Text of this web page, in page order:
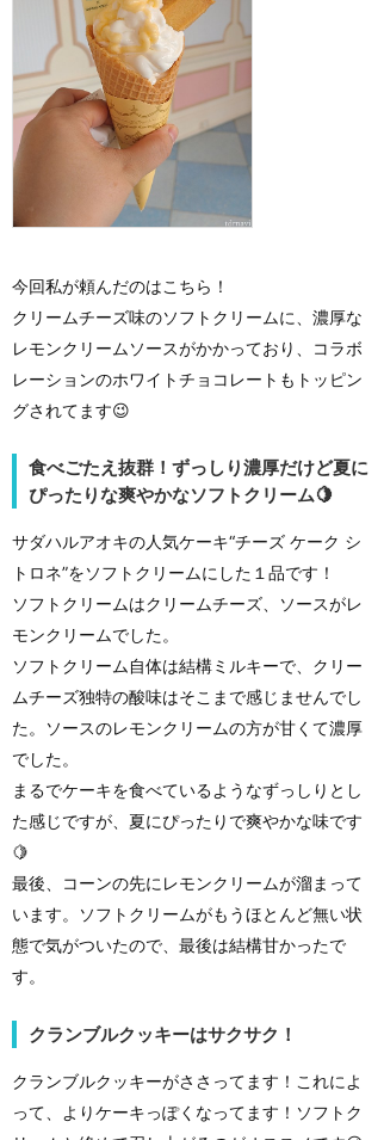
今回私が頼んだのはこちら！
クリームチーズ味のソフトクリームに、濃厚な
レモンクリームソースがかかっており、コラボ
レーションのホワイトチョコレートもトッピン
グされてます😉
食べごたえ抜群！ずっしり濃厚だけど夏に
ぴったりな爽やかなソフトクリーム🍋
サダハルアオキの人気ケーキ“チーズ ケーク シ
トロネ”をソフトクリームにした１品です！
ソフトクリームはクリームチーズ、ソースがレ
モンクリームでした。
ソフトクリーム自体は結構ミルキーで、クリー
ムチーズ独特の酸味はそこまで感じませんでし
た。ソースのレモンクリームの方が甘くて濃厚
でした。
まるでケーキを食べているようなずっしりとし
た感じですが、夏にぴったりで爽やかな味です
🍋
最後、コーンの先にレモンクリームが溜まって
います。ソフトクリームがもうほとんど無い状
態で気がついたので、最後は結構甘かったで
す。
クランブルクッキーはサクサク！
クランブルクッキーがささってます！これによ
って、よりケーキっぽくなってます！ソフトク